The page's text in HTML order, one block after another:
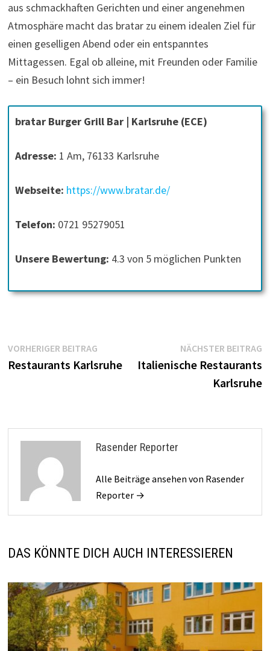
aus schmackhaften Gerichten und einer angenehmen
Atmosphäre macht das bratar zu einem idealen Ziel für
einen geselligen Abend oder ein entspanntes
Mittagessen. Egal ob alleine, mit Freunden oder Familie
– ein Besuch lohnt sich immer!
bratar Burger Grill Bar | Karlsruhe (ECE)
Adresse: 1 Am, 76133 Karlsruhe
Webseite: https://www.bratar.de/
Telefon: 0721 95279051
Unsere Bewertung: 4.3 von 5 möglichen Punkten
Beitragsnavigation
VORHERIGER BEITRAGVorheriger
Beitrag:
Restaurants Karlsruhe
NÄCHSTER BEITRAG
Italienische Restaurants
Karlsruhe
Rasender Reporter
Alle Beiträge ansehen von Rasender
Reporter →
DAS KÖNNTE DICH AUCH INTERESSIEREN